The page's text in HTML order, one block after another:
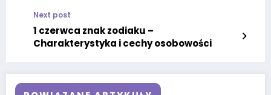
Next post
1 czerwca znak zodiaku –
Charakterystyka i cechy osobowości